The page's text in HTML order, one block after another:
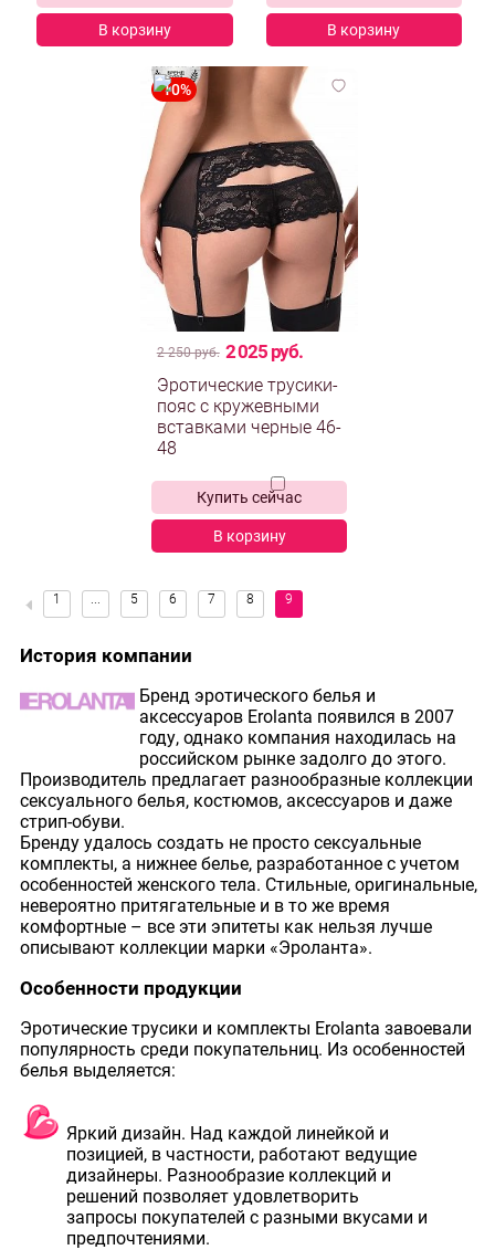
В корзину В корзину
2 025 руб.
2 250 руб.
Купить сейчас
В корзину
История компании
Бренд эротического белья и
аксессуаров Erolanta появился в 2007
году, однако компания находилась на
российском рынке задолго до этого.
Производитель предлагает разнообразные коллекции
сексуального белья, костюмов, аксессуаров и даже
стрип-обуви.
Бренду удалось создать не просто сексуальные
комплекты, а нижнее белье, разработанное с учетом
особенностей женского тела. Стильные, оригинальные,
невероятно притягательные и в то же время
комфортные – все эти эпитеты как нельзя лучше
описывают коллекции марки «Эроланта».
Особенности продукции
Эротические трусики и комплекты Erolanta завоевали
популярность среди покупательниц. Из особенностей
белья выделяется:
Яркий дизайн. Над каждой линейкой и
позицией, в частности, работают ведущие
дизайнеры. Разнообразие коллекций и
решений позволяет удовлетворить
запросы покупателей с разными вкусами и
предпочтениями.